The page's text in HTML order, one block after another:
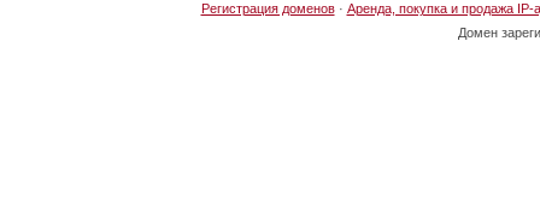
Регистрация доменов· Аренда, покупка и продажа IP-
Домен